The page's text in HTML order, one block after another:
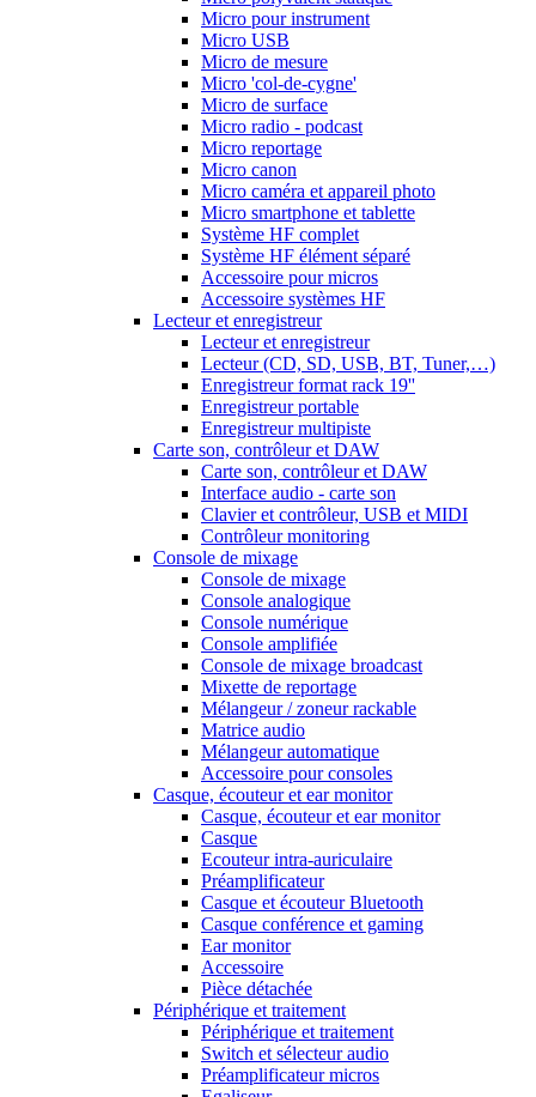
Micro pour instrument
Micro USB
Micro de mesure
Micro 'col-de-cygne'
Micro de surface
Micro radio - podcast
Micro reportage
Micro canon
Micro caméra et appareil photo
Micro smartphone et tablette
Système HF complet
Système HF élément séparé
Accessoire pour micros
Accessoire systèmes HF
Lecteur et enregistreur
Lecteur et enregistreur
Lecteur (CD, SD, USB, BT, Tuner,…)
Enregistreur format rack 19''
Enregistreur portable
Enregistreur multipiste
Carte son, contrôleur et DAW
Carte son, contrôleur et DAW
Interface audio - carte son
Clavier et contrôleur, USB et MIDI
Contrôleur monitoring
Console de mixage
Console de mixage
Console analogique
Console numérique
Console amplifiée
Console de mixage broadcast
Mixette de reportage
Mélangeur / zoneur rackable
Matrice audio
Mélangeur automatique
Accessoire pour consoles
Casque, écouteur et ear monitor
Casque, écouteur et ear monitor
Casque
Ecouteur intra-auriculaire
Préamplificateur
Casque et écouteur Bluetooth
Casque conférence et gaming
Ear monitor
Accessoire
Pièce détachée
Périphérique et traitement
Périphérique et traitement
Switch et sélecteur audio
Préamplificateur micros